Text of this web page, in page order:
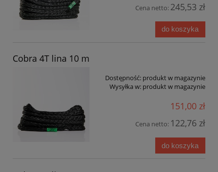
Cena netto: 245,53 zł
do koszyka
Cobra 4T lina 10 m
Dostępność: produkt w magazynie
Wysyłka w: produkt w magazynie
151,00 zł
Cena netto: 122,76 zł
do koszyka